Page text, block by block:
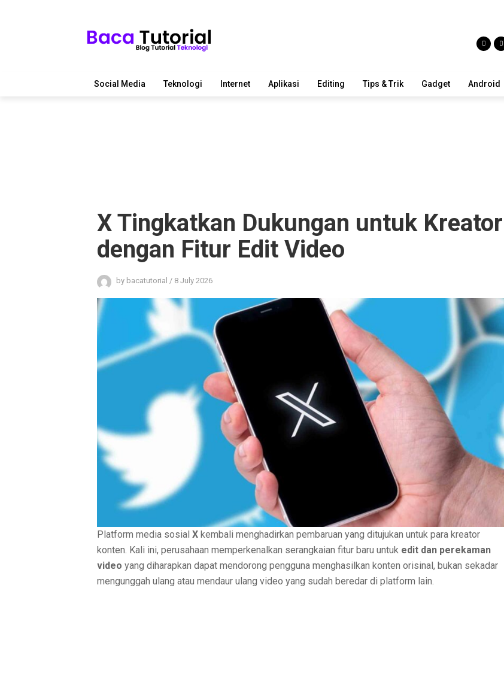
Social Media Teknologi Internet Aplikasi Editing Tips & Trik Gadget Android
X Tingkatkan Dukungan untuk Kreator
dengan Fitur Edit Video
by bacatutorial / 8 July 2026
Platform media sosial X kembali menghadirkan pembaruan yang ditujukan untuk para kreator
konten. Kali ini, perusahaan memperkenalkan serangkaian fitur baru untuk edit dan perekaman
video yang diharapkan dapat mendorong pengguna menghasilkan konten orisinal, bukan sekadar
mengunggah ulang atau mendaur ulang video yang sudah beredar di platform lain.